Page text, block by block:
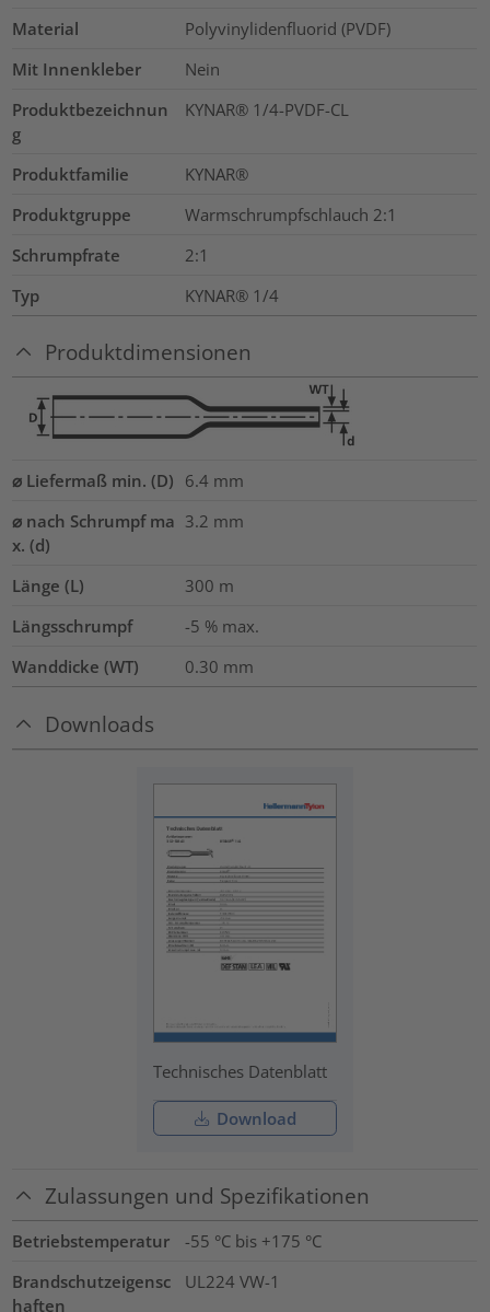
Material
Polyvinylidenfluorid (PVDF)
Mit Innenkleber
Nein
Produktbezeichnun
g
KYNAR® 1/4-PVDF-CL
Produktfamilie
KYNAR®
Produktgruppe
Warmschrumpfschlauch 2:1
Schrumpfrate
2:1
Typ
KYNAR® 1/4
Produktdimensionen
⌀ Liefermaß min. (D) 6.4 mm
⌀ nach Schrumpf ma
x. (d)
3.2 mm
Länge (L) 300 m
Längsschrumpf
-5 % max.
Wanddicke (WT)
0.30 mm
Downloads
Technisches Datenblatt
Download
Zulassungen und Spezifikationen
Betriebstemperatur
-55 °C bis +175 °C
Brandschutzeigensc
haften
UL224 VW-1